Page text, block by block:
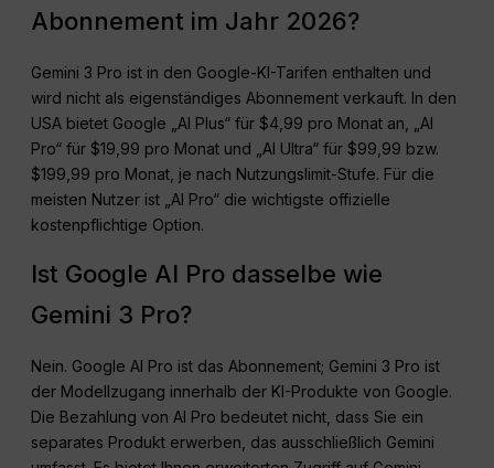
Abonnement im Jahr 2026?
Gemini 3 Pro ist in den Google-KI-Tarifen enthalten und
wird nicht als eigenständiges Abonnement verkauft. In den
USA bietet Google „AI Plus“ für $4,99 pro Monat an, „AI
Pro“ für $19,99 pro Monat und „AI Ultra“ für $99,99 bzw.
$199,99 pro Monat, je nach Nutzungslimit-Stufe. Für die
meisten Nutzer ist „AI Pro“ die wichtigste offizielle
kostenpflichtige Option.
Ist Google AI Pro dasselbe wie
Gemini 3 Pro?
Nein. Google AI Pro ist das Abonnement; Gemini 3 Pro ist
der Modellzugang innerhalb der KI-Produkte von Google.
Die Bezahlung von AI Pro bedeutet nicht, dass Sie ein
separates Produkt erwerben, das ausschließlich Gemini